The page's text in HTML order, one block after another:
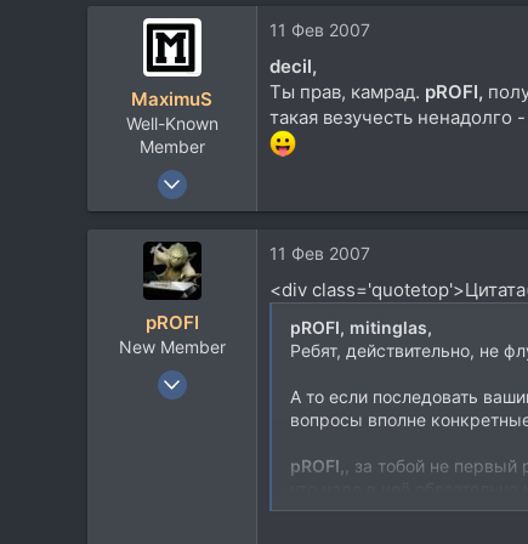
Луганск
MaximuS
Well-Known
Member
19 Фев 2003
3.263
11 Фев 2007
decil,
Ты прав, камрад. pROFI,
такая везучесть ненадолго
pROFI
New Member
11 Май 2006
11 Фев 2007
<div
pROFI, mitinglas,
Ребят, действительно, не
А то если последовать
вопросы вполне
pROFI,
, за тобой не
[/b]